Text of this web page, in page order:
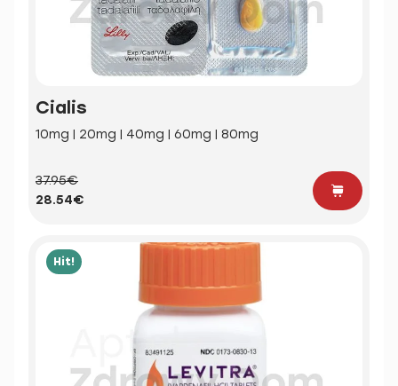
Cialis
10mg | 20mg | 40mg | 60mg | 80mg
37.95€
28.54€
Hit!